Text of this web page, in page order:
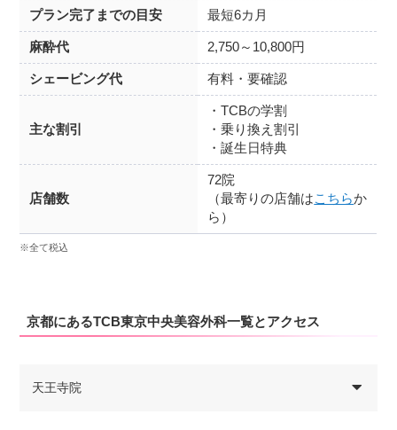
プラン完了までの目安 最短6カ月
麻酔代 2,750～10,800円
シェービング代 有料・要確認
主な割引
・TCBの学割
・乗り換え割引
・誕生日特典
店舗数
72院
（最寄りの店舗はこちらか
ら）
※全て税込
京都にあるTCB東京中央美容外科一覧とアクセス
天王寺院